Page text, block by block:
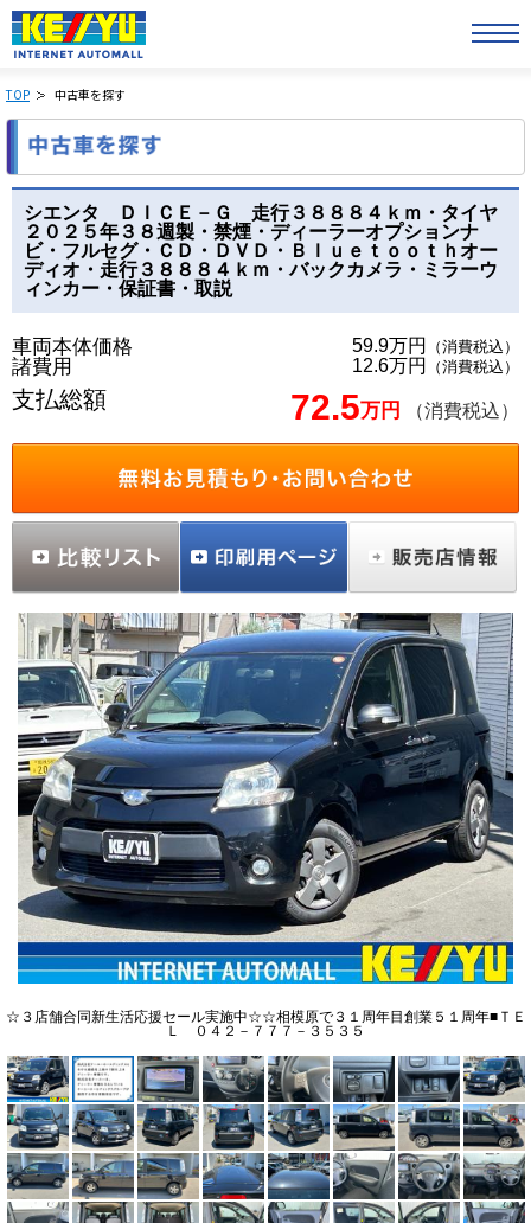
TOP 中古車を探す
シエンタ ＤＩＣＥ－Ｇ 走行３８８８４ｋｍ・タイヤ
２０２５年３８週製・禁煙・ディーラーオプションナ
ビ・フルセグ・ＣＤ・ＤＶＤ・Ｂｌｕｅｔｏｏｔｈオー
ディオ・走行３８８８４ｋｍ・バックカメラ・ミラーウ
ィンカー・保証書・取説
車両本体価格 59.9万円 （消費税込）
諸費用 12.6万円 （消費税込）
支払総額 72.5万円 （消費税込）
☆３店舗合同新生活応援セール実施中☆☆相模原で３１周年目創業５１周年■ＴＥ
Ｌ ０４２－７７７－３５３５